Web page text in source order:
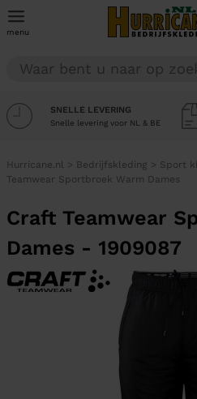
menu
SNELLE LEVERING
Snelle levering voor NL & BE
Hurricane.nl > Bedrijfskleding > Sport
Teamwear Sportbroek Warm Dames
Craft Teamwear
Dames - 1909087